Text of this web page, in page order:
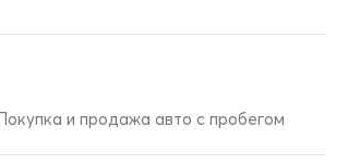
и продажа авто с пробегом